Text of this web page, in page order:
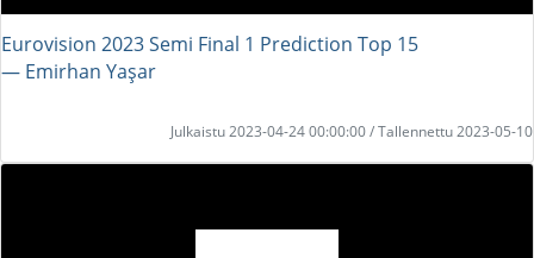
Eurovision 2023 Semi Final 1 Prediction Top 15
― Emirhan Yaşar
Julkaistu 2023-04-24 00:00:00 / Tallennettu 2023-05-10